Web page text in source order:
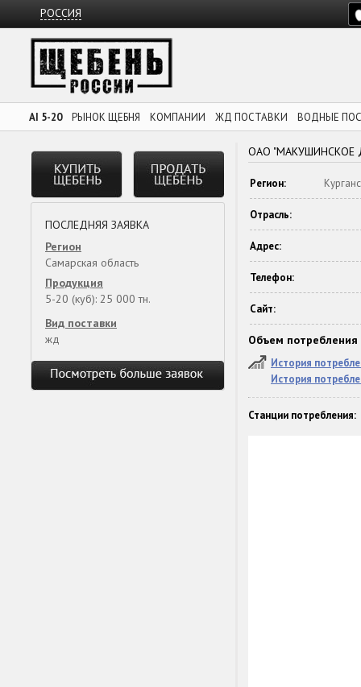
РОССИЯ
AI 5-20 РЫНОК ЩЕБНЯ КОМПАНИИ ЖД ПОСТАВКИ ВОДНЫЕ
ПОСЛЕДНЯЯ ЗАЯВКА
Регион
Самарская область
Продукция
5-20 (куб): 25 000 тн.
Вид поставки
жд
ОАО "МАКУШИНСКОЕ
Регион:
Отрасль:
Адрес:
Телефон:
Сайт:
Объем
История
История
Станции потребления: